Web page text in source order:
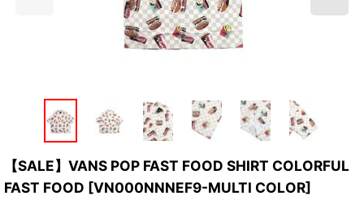
【SALE】VANS POP FAST FOOD SHIRT COLORFUL
FAST FOOD [VN000NNNEF9-MULTI COLOR]